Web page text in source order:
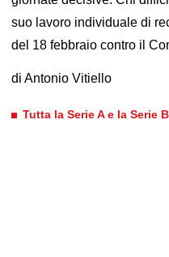
suo lavoro individuale di
del 18 febbraio contro il
di Antonio Vitiello
Tutta la Serie A e la Serie